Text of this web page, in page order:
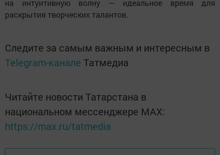
на интуитивную волну — идеальное время для
раскрытия творческих талантов.
Следите за самым важным и интересным в
Telegram-канале Татмедиа
Читайте новости Татарстана в
национальном мессенджере MАХ:
https://max.ru/tatmedia